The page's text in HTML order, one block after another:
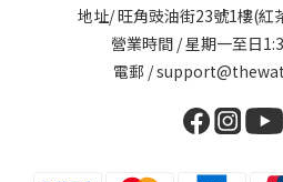
地址/ 旺角豉油街23號1樓(紅
營業時間 / 星期一至日
電郵 /